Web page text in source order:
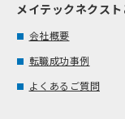
メイテックネクスト
会社概要
転職成功事例
よくあるご質問